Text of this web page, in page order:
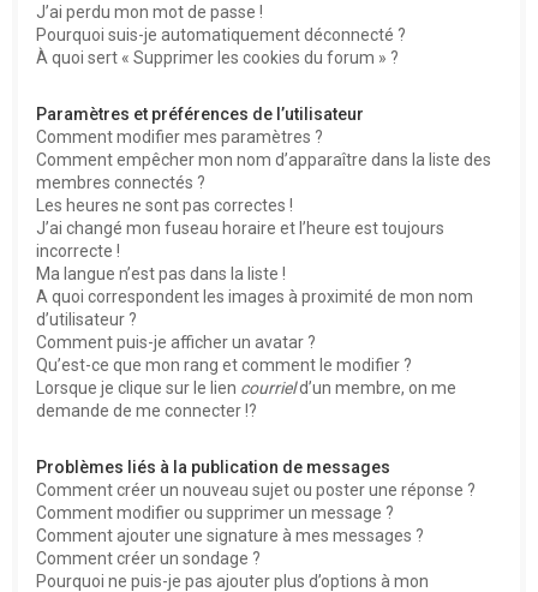
J’ai perdu mon mot de passe !
Pourquoi suis-je automatiquement déconnecté ?
À quoi sert « Supprimer les cookies du forum » ?
Paramètres et préférences de l’utilisateur
Comment modifier mes paramètres ?
Comment empêcher mon nom d’apparaître dans la liste des
membres connectés ?
Les heures ne sont pas correctes !
J’ai changé mon fuseau horaire et l’heure est toujours
incorrecte !
Ma langue n’est pas dans la liste !
A quoi correspondent les images à proximité de mon nom
d’utilisateur ?
Comment puis-je afficher un avatar ?
Qu’est-ce que mon rang et comment le modifier ?
Lorsque je clique sur le lien courrield’un membre, on me
demande de me connecter !?
Problèmes liés à la publication de messages
Comment créer un nouveau sujet ou poster une réponse ?
Comment modifier ou supprimer un message ?
Comment ajouter une signature à mes messages ?
Comment créer un sondage ?
Pourquoi ne puis-je pas ajouter plus d’options à mon